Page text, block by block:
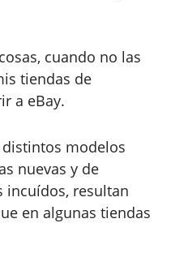
cuando no las
tiendas de
a eBay.
modelos
nuevas y de
incuídos, resultan
en algunas tiendas